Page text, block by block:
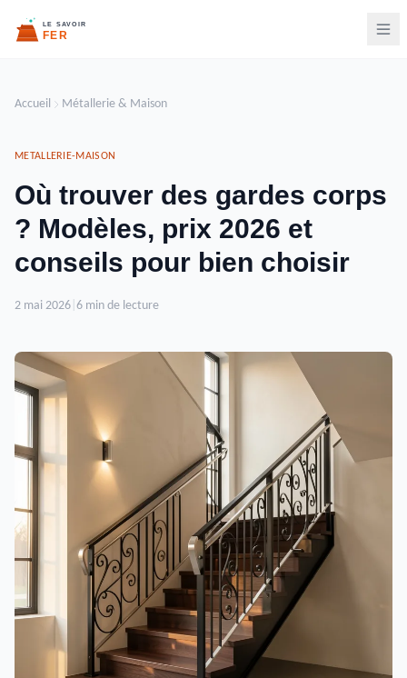
Accueil Métallerie & Maison
METALLERIE-MAISON
Où trouver des gardes corps
? Modèles, prix 2026 et
conseils pour bien choisir
2 mai 2026 6 min de lecture